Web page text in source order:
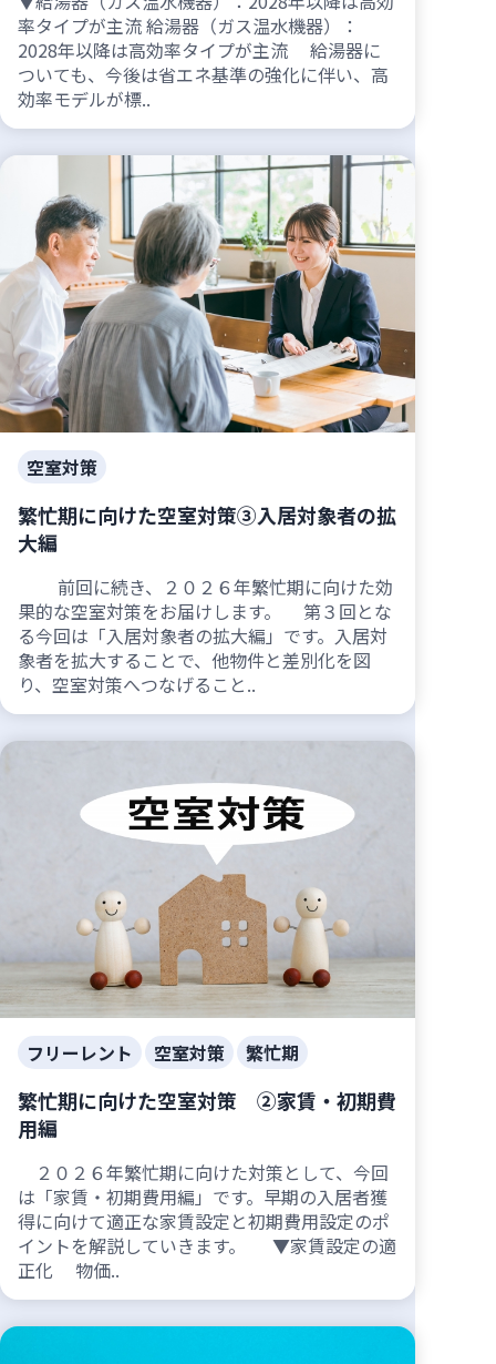
率タイプが主流 給湯器（ガス温水機器）：
2028年以降は高効率タイプが主流 給湯器に
ついても、今後は省エネ基準の強化に伴い、高
効率モデルが標..
空室対策
繁忙期に向けた空室対策③入居対象者の拡
大編
前回に続き、２０２６年繁忙期に向けた効
果的な空室対策をお届けします。 第３回とな
る今回は「入居対象者の拡大編」です。入居対
象者を拡大することで、他物件と差別化を図
り、空室対策へつなげること..
フリーレント 空室対策 繁忙期
繁忙期に向けた空室対策 ②家賃・初期費
用編
２０２６年繁忙期に向けた対策として、今回
は「家賃・初期費用編」です。早期の入居者獲
得に向けて適正な家賃設定と初期費用設定のポ
イントを解説していきます。 ▼家賃設定の適
正化 物価..